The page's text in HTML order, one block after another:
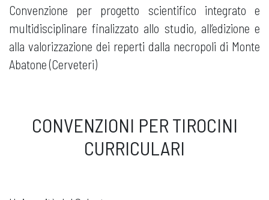
Convenzione per progetto scientifico integrato e
multidisciplinare finalizzato allo studio, all’edizione e
alla valorizzazione dei reperti dalla necropoli di Monte
Abatone (Cerveteri) ​
CONVENZIONI PER TIROCINI
CURRICULARI